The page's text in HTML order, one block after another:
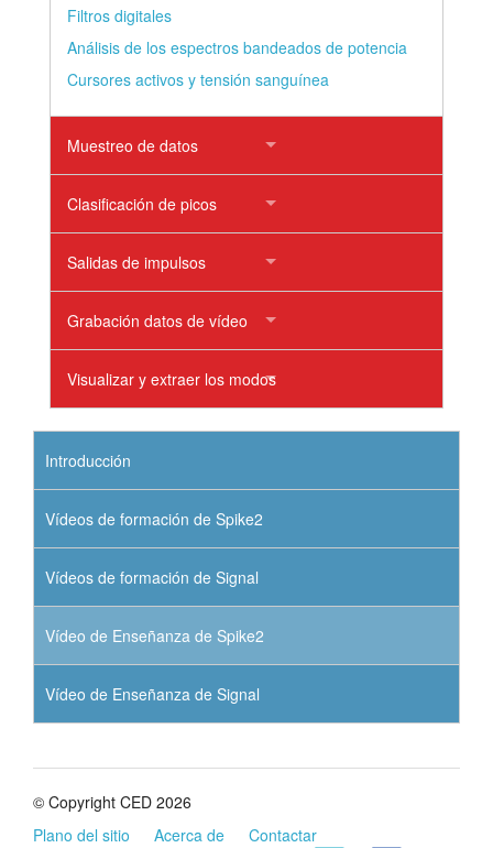
Filtros digitales
Análisis de los espectros bandeados de potencia
Cursores activos y tensión sanguínea
Muestreo de datos
Clasificación de picos
Salidas de impulsos
Grabación datos de vídeo
Visualizar y extraer los modos
Introducción
Vídeos de formación de Spike2
Vídeos de formación de Signal
Vídeo de Enseñanza de Spike2
Vídeo de Enseñanza de Signal
© Copyright CED 2026
Plano del sitio
Acerca de Contactar